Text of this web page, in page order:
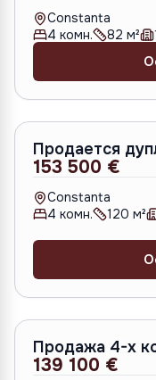
Constanta
4 комн. 82 м²
Продается
153 500 €
Constanta
4 комн. 120 м²
Продажа 4-х
139 100 €